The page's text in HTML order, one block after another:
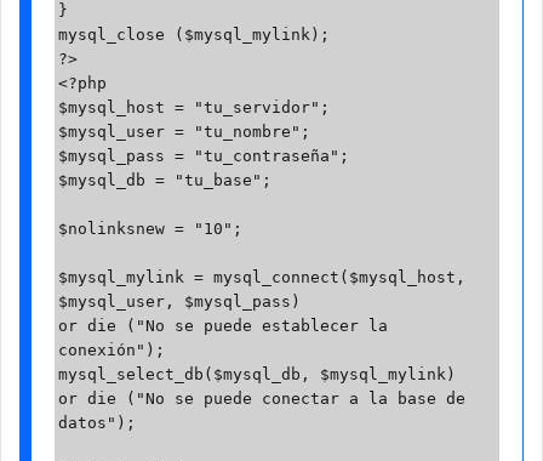
}
mysql_close ($mysql_mylink);
?>
<?php
$mysql_host = "tu_servidor";
$mysql_user = "tu_nombre";
$mysql_pass = "tu_contraseña";
$mysql_db = "tu_base";
$nolinksnew = "10";
$mysql_mylink = mysql_connect($mysql_host,
$mysql_user, $mysql_pass)
or die ("No se puede establecer la
conexión");
mysql_select_db($mysql_db, $mysql_mylink)
or die ("No se puede conectar a la base de
datos");